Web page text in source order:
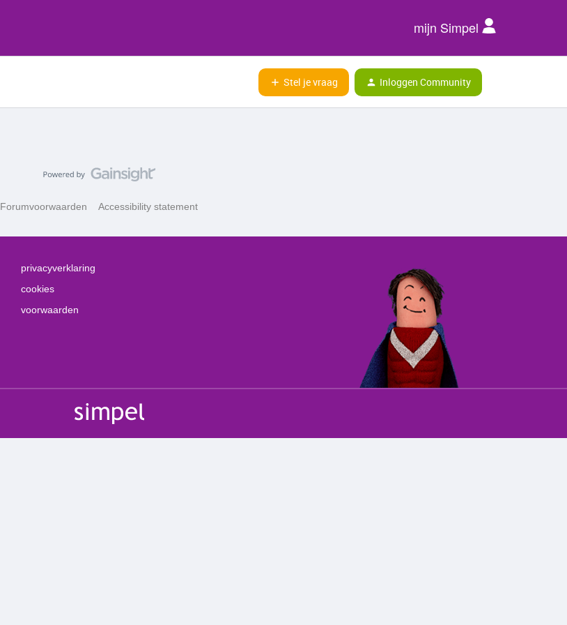
mijn Simpel
Stel je vraag Inloggen Community
Forumvoorwaarden Accessibility statement
privacyverklaring
cookies
voorwaarden